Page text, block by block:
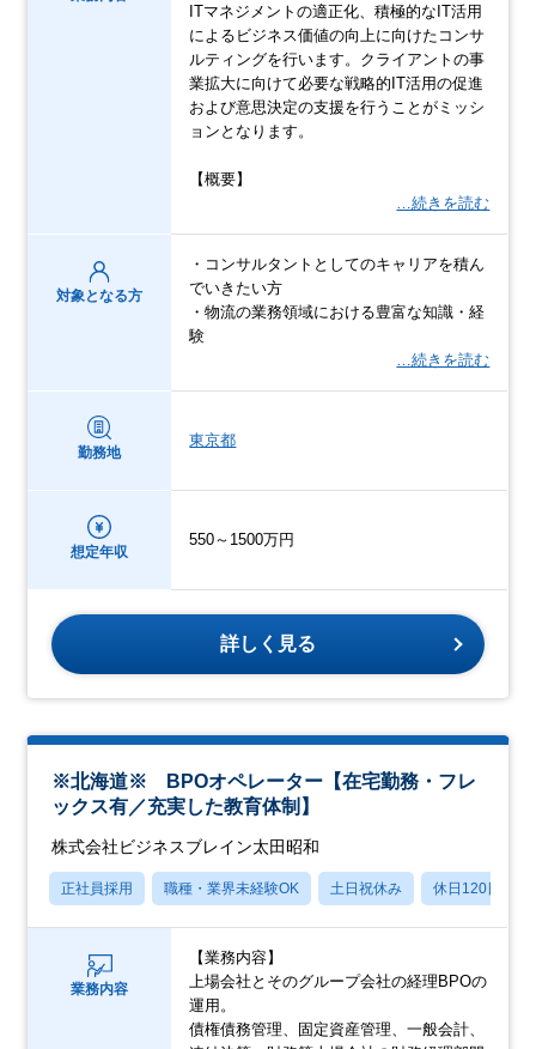
ITマネジメントの適正化、積極的なIT活用
によるビジネス価値の向上に向けたコンサ
ルティングを行います。クライアントの事
業拡大に向けて必要な戦略的IT活用の促進
および意思決定の支援を行うことがミッシ
ョンとなります。
【概要】
…続きを読む
対象となる方
・コンサルタントとしてのキャリアを積ん
でいきたい方
・物流の業務領域における豊富な知識・経
験
…続きを読む
勤務地
東京都
想定年収
550～1500万円
詳しく見る
※北海道※ BPOオペレーター【在宅勤務・フレ
ックス有／充実した教育体制】
株式会社ビジネスブレイン太田昭和
正社員採用 職種・業界未経験OK 土日祝休み 休日120日以上
業務内容
【業務内容】
上場会社とそのグループ会社の経理BPOの
運用。
債権債務管理、固定資産管理、一般会計、